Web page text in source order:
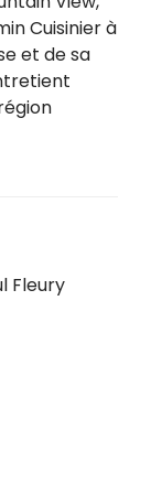
Cuisinier à
et de sa
Fleury